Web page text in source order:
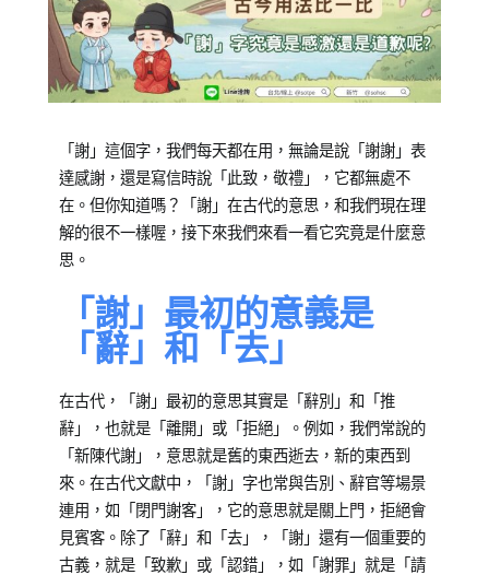
Posted
on
2025-
10-
08
Posted
欄
【趣
「謝」這個字，我們每天都在用，無論是說「謝謝」表
達感謝，還是寫信時說「此致，敬禮」，它都無處不
在。但你知道嗎？「謝」在古代的意思，和我們現在理
解的很不一樣喔，接下來我們來看一看它究竟是什麼意
思。
「謝」最初的意義是
「辭」和「去」
在古代，「謝」最初的意思其實是「辭別」和「推
辭」，也就是「離開」或「拒絕」。例如，我們常說的
「新陳代謝」，意思就是舊的東西逝去，新的東西到
來。在古代文獻中，「謝」字也常與告別、辭官等場景
連用，如「閉門謝客」，它的意思就是關上門，拒絕會
見賓客。除了「辭」和「去」，「謝」還有一個重要的
古義，就是「致歉」或「認錯」，如「謝罪」就是「請